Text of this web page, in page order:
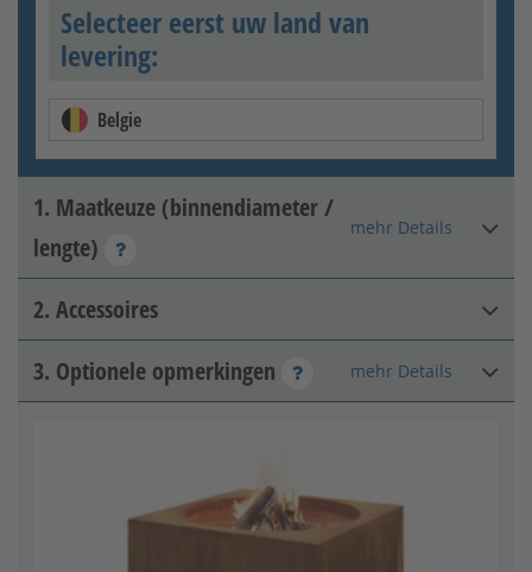
Selecteer eerst uw land van
levering:
Belgie
1. Maatkeuze (binnendiameter /
lengte)
mehr Details
Ø 1000 mm / lengte 1200 mm
2. Accessoires
Koolroest
[+118,08 €]
3. Optionele opmerkingen mehr Details